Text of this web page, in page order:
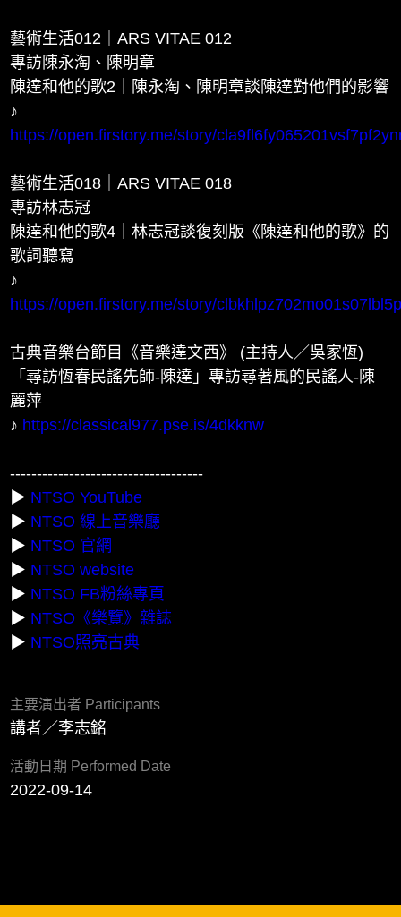
藝術生活012｜ARS VITAE 012
專訪陳永淘、陳明章
陳達和他的歌2｜陳永淘、陳明章談陳達對他們的影響
♪
https://open.firstory.me/story/
藝術生活018｜ARS VITAE 018
專訪林志冠
陳達和他的歌4｜林志冠談復刻版《陳達和他的歌》的
歌詞聽寫
♪
https://open.firstory.me/story/
古典音樂台節目《音樂達文西》 (主持人／吳家恆)
「尋訪恆春民謠先師-陳達」專訪尋著風的民謠人-陳
麗萍
♪ https://classical977.pse.is/4dkknw
------------------------------------
▶ NTSO YouTube
▶ NTSO 線上音樂廳
▶ NTSO 官網
▶ NTSO website
▶ NTSO FB粉絲專頁
▶ NTSO《樂覽》雜誌
▶ NTSO照亮古典
主要演出者 Participants
講者／李志銘
活動日期 Performed Date
2022-09-14